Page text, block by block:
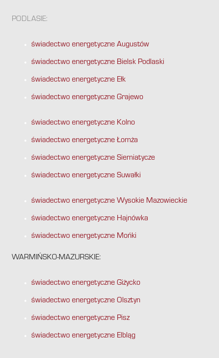
PODLASIE:
świadectwo energetyczne Augustów
świadectwo energetyczne Bielsk Podlaski
świadectwo energetyczne Ełk
świadectwo energetyczne Grajewo
świadectwo energetyczne Kolno
świadectwo energetyczne Łomża
świadectwo energetyczne Siemiatycze
świadectwo energetyczne Suwałki
świadectwo energetyczne Wysokie Mazowieckie
świadectwo energetyczne Hajnówka
świadectwo energetyczne Mońki
WARMIŃSKO-MAZURSKIE:
świadectwo energetyczne Giżycko
świadectwo energetyczne Olsztyn
świadectwo energetyczne Pisz
świadectwo energetyczne Elbląg